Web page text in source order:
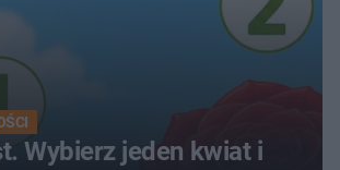
Wybierz jeden kwiat i